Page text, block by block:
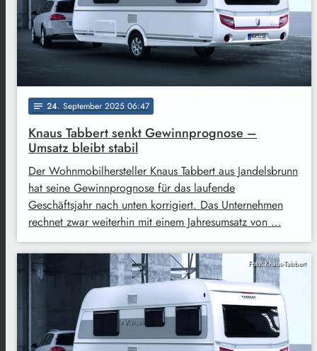
notes 24. September 2025 06:47
Knaus Tabbert senkt Gewinnprognose –
Umsatz bleibt stabil
Der Wohnmobilhersteller Knaus Tabbert aus Jandelsbrunn
hat seine Gewinnprognose für das laufende
Geschäftsjahr nach unten korrigiert. Das Unternehmen
rechnet zwar weiterhin mit einem Jahresumsatz von …
Foto: Knaus-Tabbert